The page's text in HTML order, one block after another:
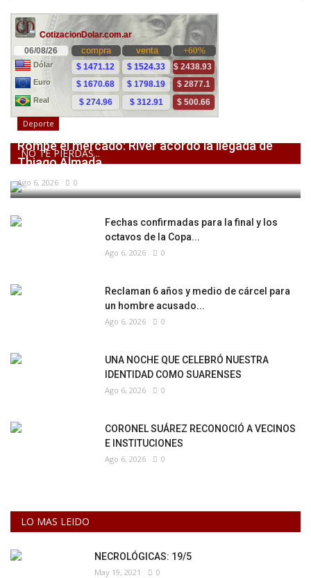
NO TE PIERDAS...
Deporte
Rompe el mercado: River acordó la llegada de
Thiago Almada
Ago 6, 2026 0
Fechas confirmadas para la final y los
octavos de la Copa...
Ago 6, 2026 0
Reclaman 6 años y medio de cárcel para
un hombre acusado...
Ago 6, 2026 0
UNA NOCHE QUE CELEBRÓ NUESTRA
IDENTIDAD COMO SUARENSES
Ago 6, 2026 0
CORONEL SUÁREZ RECONOCIÓ A VECINOS
E INSTITUCIONES
Ago 6, 2026 0
LO MAS LEIDO
NECROLÓGICAS: 19/5
May 19, 2021 0